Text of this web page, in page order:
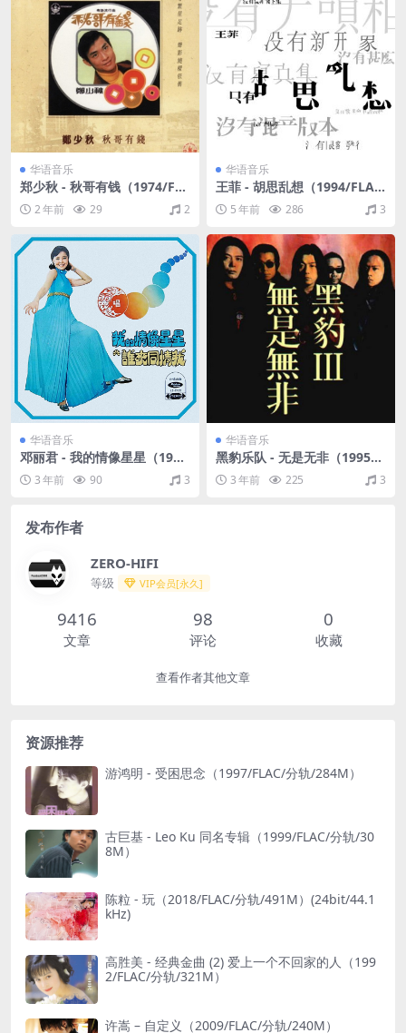
华语音乐
郑少秋 - 秋哥有钱（1974/FL
AC/分轨/198M）
2 年前 29 2
华语音乐
王菲 - 胡思乱想（1994/FLA
C/分轨/277M）
5 年前 286 3
华语音乐
邓丽君 - 我的情像星星（197
1/FLAC/分轨/184M）
3 年前 90 3
华语音乐
黑豹乐队 - 无是无非（1995/F
LAC/分轨/351M）
3 年前 225 3
发布作者
ZERO-HIFI
等级 VIP会员[永久]
9416
文章
98
评论
0
收藏
查看作者其他文章
资源推荐
游鸿明 - 受困思念（1997/FLAC/分轨/284M）
古巨基 - Leo Ku 同名专辑（1999/FLAC/分轨/30
8M）
陈粒 - 玩（2018/FLAC/分轨/491M）(24bit/44.1
kHz)
高胜美 - 经典金曲 (2) 爱上一个不回家的人（199
2/FLAC/分轨/321M）
许嵩 – 自定义（2009/FLAC/分轨/240M）